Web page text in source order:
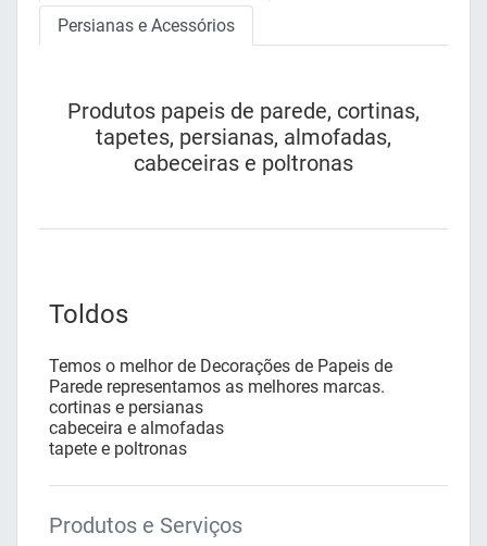
Persianas e Acessórios
Produtos papeis de parede, cortinas,
tapetes, persianas, almofadas,
cabeceiras e poltronas
Toldos
Temos o melhor de Decorações de Papeis de
Parede representamos as melhores marcas.
cortinas e persianas
cabeceira e almofadas
tapete e poltronas
Produtos e Serviços